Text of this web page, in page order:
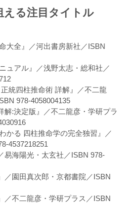
える注目タイトル
大全』／河出書房新社／ISBN
ュアル』／浅野太志・総和社／
正統四柱推命術 詳解』／不二龍
978-4058004135
解:決定版』／不二龍彦・学研プラ
かる 四柱推命学の完全独習』／
4537218251
易海陽光・太玄社／ISBN 978-
／園田真次郎・京都書院／ISBN
／不二龍彦・学研プラス／ISBN